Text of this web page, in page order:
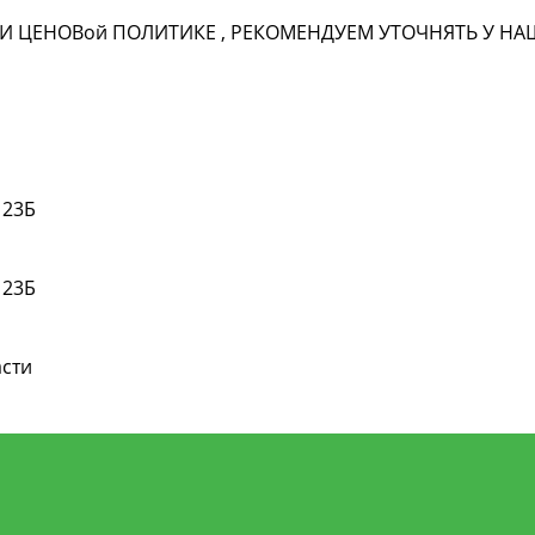
ЦЕНОВой ПОЛИТИКЕ , РЕКОМЕНДУЕМ УТОЧНЯТЬ У